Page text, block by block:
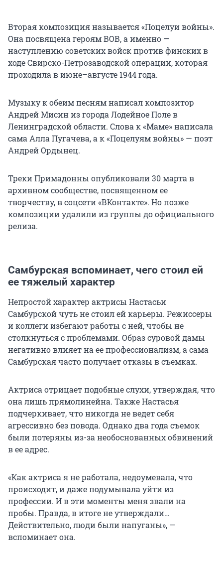
Вторая композиция называется «Поцелуи войны».
Она посвящена героям ВОВ, а именно —
наступлению советских войск против финских в
ходе Свирско-Петрозаводской операции, которая
проходила в июне–августе 1944 года.
Музыку к обеим песням написал композитор
Андрей Мисин из города Лодейное Поле в
Ленинградской области. Слова к «Маме» написала
сама Алла Пугачева, а к «Поцелуям войны» — поэт
Андрей Ордынец.
Треки Примадонны опубликовали 30 марта в
архивном сообществе, посвященном ее
творчеству, в соцсети «ВКонтакте». Но позже
композиции удалили из группы до официального
релиза.
Самбурская вспоминает, чего стоил ей
ее тяжелый характер
Непростой характер актрисы Настасьи
Самбурской чуть не стоил ей карьеры. Режиссеры
и коллеги избегают работы с ней, чтобы не
столкнуться с проблемами. Образ суровой дамы
негативно влияет на ее профессионализм, а сама
Самбурская часто получает отказы в съемках.
Актриса отрицает подобные слухи, утверждая, что
она лишь прямолинейна. Также Настасья
подчеркивает, что никогда не ведет себя
агрессивно без повода. Однако два года съемок
были потеряны из-за необоснованных обвинений
в ее адрес.
«Как актриса я не работала, недоумевала, что
происходит, и даже подумывала уйти из
профессии. И в эти моменты меня звали на
пробы. Правда, в итоге не утверждали…
Действительно, люди были напуганы», —
вспоминает она.